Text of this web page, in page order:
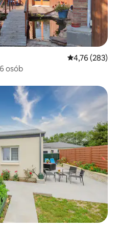
Średnia
4,76 (283)
dla 6 osób
Wybór gości